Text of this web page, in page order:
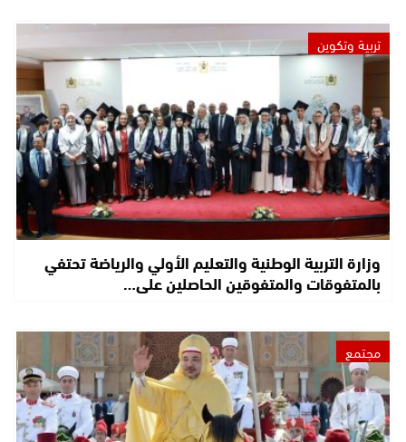
تربية وتكوين
وزارة التربية الوطنية والتعليم الأولي والرياضة تحتفي
بالمتفوقات والمتفوقين الحاصلين على…
مجتمع